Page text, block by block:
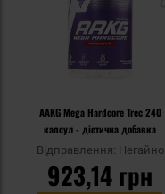
AAKG Mega Hardcore Trec 240
капсул - дієтична добавка
Відправлення: Негайно
923,14 грн